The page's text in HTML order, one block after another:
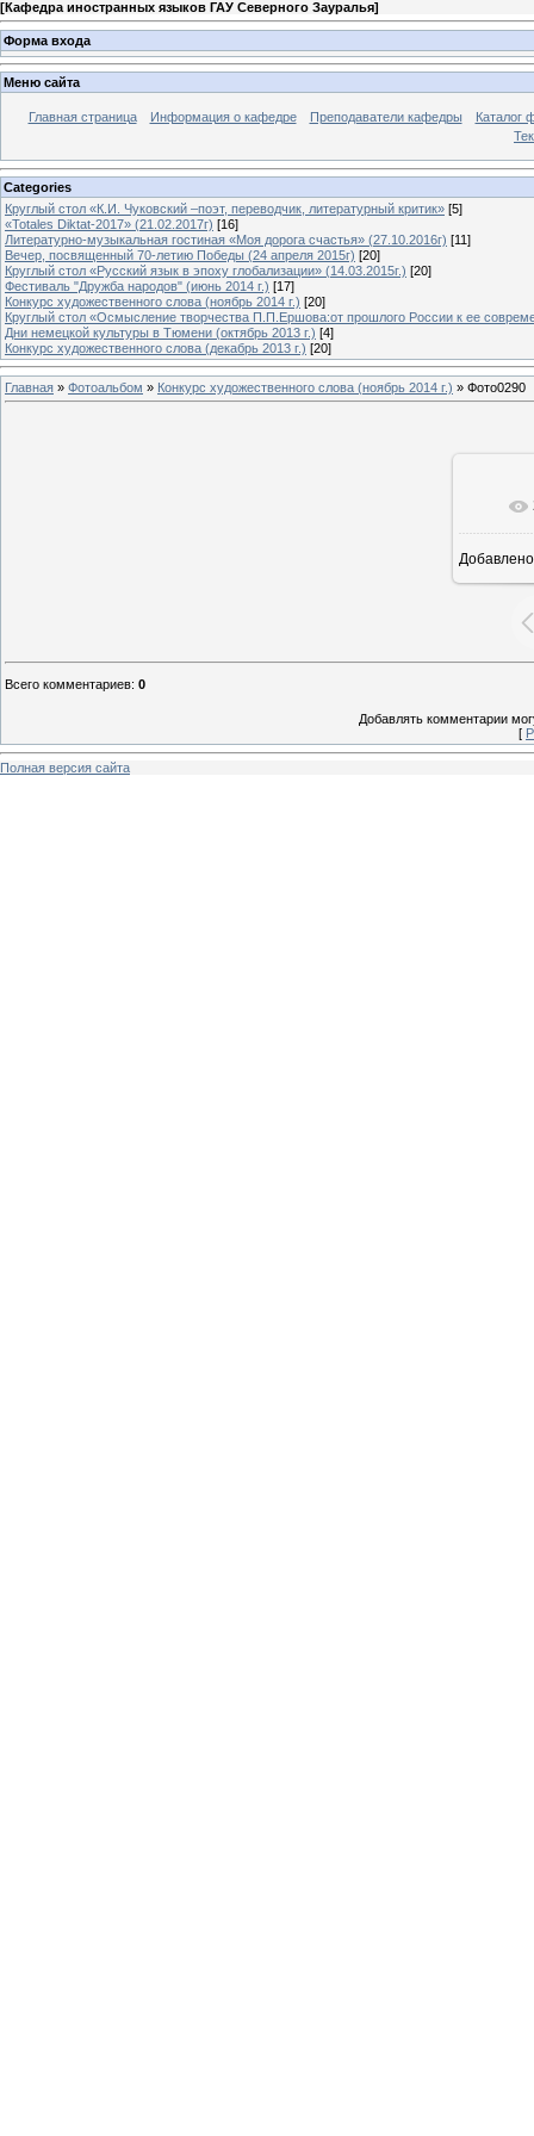
[Кафедра иностранных языков ГАУ Северного Зауралья]
Форма входа
Меню сайта
Главная страница Информация о кафедре Преподаватели кафедры
Каталог
Categories
Круглый стол «К.И. Чуковский –поэт, переводчик, литературный критик» [5]
«Totales Diktat-2017» (21.02.2017г) [16]
Литературно-музыкальная гостиная «Моя дорога счастья» (27.10.2016г) [11]
Вечер, посвященный 70-летию Победы (24 апреля 2015г) [20]
Круглый стол «Русский язык в эпоху глобализации» (14.03.2015г.) [20]
Фестиваль "Дружба народов" (июнь 2014 г.) [17]
Конкурс художественного слова (ноябрь 2014 г.) [20]
Круглый стол «Осмысление творчества П.П.Ершова:от прошлого России к ее
Дни немецкой культуры в Тюмени (октябрь 2013 г.) [4]
Конкурс художественного слова (декабрь 2013 г.) [20]
Главная » Фотоальбом » Конкурс художественного слова (ноябрь 2014 г.) » Фото0290
Добавлено
Всего комментариев: 0
Добавлять комментарии
[
Полная версия сайта